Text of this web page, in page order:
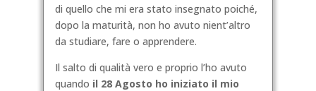
di quello che mi era stato insegnato poiché,
dopo la maturità, non ho avuto nient’altro
da studiare, fare o apprendere.
Il salto di qualità vero e proprio l’ho avuto
quando il 28 Agosto ho iniziato il mio